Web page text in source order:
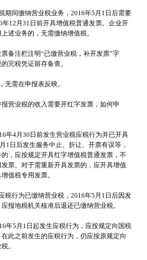
期间缴纳营业税业务，2016年5月1日后需要
12月31日前开具增值税普通发票。企业开
述业务的，无需缴纳增值税。
备注栏注明“已缴营业税，补开发票”字
完税凭证留存备查。
无需在申报表反映。
营业税的收入需要开红字发票，如何申
年4月30日前发生营业税应税行为并已开具
1日后发生服务中止、折让、开票有误等，
，应按规定开具红字增值税普通发票，不
票。对于需重新开具发票的，应开具增值
值税专用发票。
税行为已缴纳营业税，2016年5月1日后因发
报地税机关核准后退还已缴纳营业税。
年5月1日起发生应税行为，应按规定向国税
此之前发生的应税行为，仍应按原规定向
。